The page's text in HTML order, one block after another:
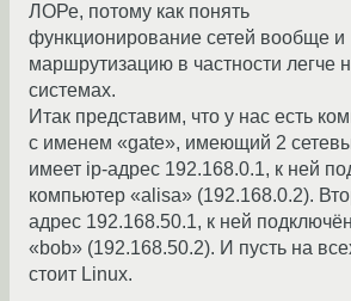
ЛОРе, потому как понять
функционирование сетей вообще и
маршрутизацию в частности легче
системах.
Итак представим, что у нас есть
с именем «gate», имеющий 2
имеет ip-адрес 192.168.0.1, к ней
компьютер «alisa» (192.168.0.2).
адрес 192.168.50.1, к ней
«bob» (192.168.50.2). И пусть на
стоит Linux.